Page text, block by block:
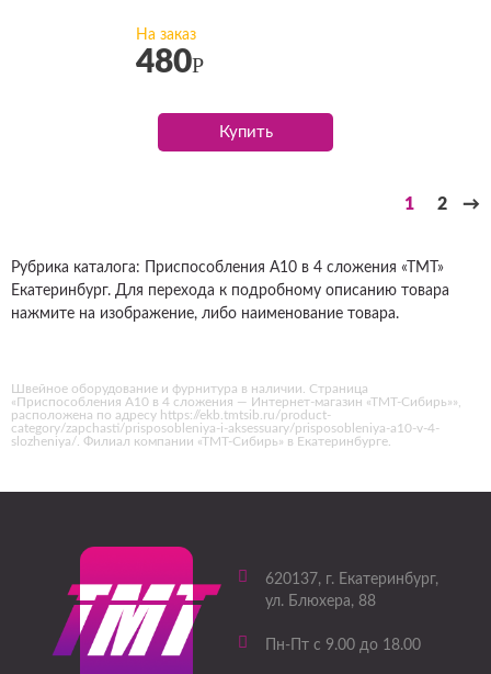
На заказ
480Р
Купить
1 2 →
Рубрика каталога: Приспособления А10 в 4 сложения «ТМТ»
Екатеринбург. Для перехода к подробному описанию товара
нажмите на изображение, либо наименование товара.
Швейное оборудование и фурнитура в наличии. Страница
«Приспособления А10 в 4 сложения — Интернет-магазин «ТМТ-Сибирь»»,
расположена по адресу https://ekb.tmtsib.ru/product-
category/zapchasti/prisposobleniya-i-aksessuary/prisposobleniya-a10-v-4-
slozheniya/. Филиал компании «ТМТ-Сибирь» в Екатеринбурге.
620137, г. Екатеринбург,
ул. Блюхера, 88
Пн-Пт с 9.00 до 18.00